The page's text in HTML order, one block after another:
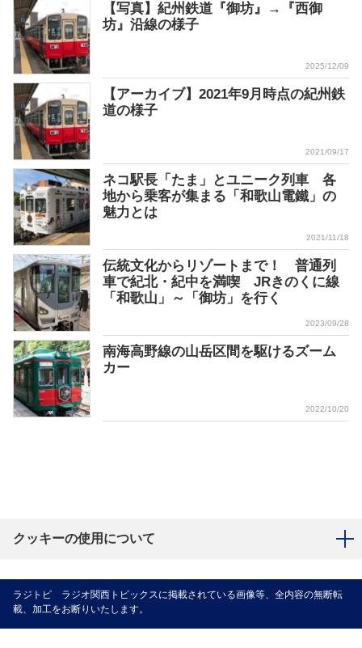
【写真】紀州鉄道『御坊』→『西御
坊』沿線の様子
2025/12/09
【アーカイブ】2021年9月時点の紀州鉄
道の様子
2021/09/17
ネコ駅長「たま」とユニーク列車 各
地から乗客が集まる「和歌山電鐵」の
魅力とは
2021/11/18
伝統文化からリゾートまで！ 普通列
車で紀北・紀中を満喫 JRきのくに線
「和歌山」～「御坊」を行く
2023/09/28
南海高野線の山岳区間を駆けるズーム
カー
2022/10/20
クッキーの使用について
ラジトピ ラジオ関西トピックスに掲載されている画像等、全内容の無断転
載、加工をお断りいたします。